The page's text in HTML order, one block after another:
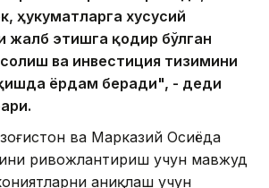
ҳукуматларга хусусий
жалб этишга қодир бўлган
ва инвестиция тизимини
ёрдам беради", - деди
ва Марказий Осиёда
ривожлантириш учун мавжуд
аниқлаш учун